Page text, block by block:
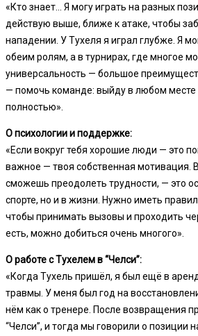
«Кто знает… Я могу играть на разных
действую выше, ближе к атаке, чтобы
нападении. У Тухеля я играл глубже. Я
обеим ролям, а в турнирах, где многое
универсальность — большое
— помочь команде: выйду в любом
полностью».
О психологии и поддержке:
«Если вокруг тебя хорошие люди — это
важное — твоя собственная мотивация.
сможешь преодолеть трудности, — это
спорте, но и в жизни. Нужно иметь
чтобы принимать вызовы и проходить
есть, можно добиться очень многого».
О работе с Тухелем в “Челси”:
«Когда Тухель пришёл, я был ещё в
травмы. У меня был год на
нём как о тренере. После возвращения
“Челси”, и тогда мы говорили о позиции